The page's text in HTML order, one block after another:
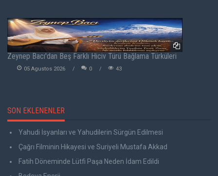
Zeynep Bacı'dan Beş Farklı Hiciv Türü Bağlama Türküleri
05 Agustos 2026 0 43
SON EKLENENLER
Yahudi İsyanları ve Yahudilerin Sürgün Edilmesi
Çağrı Filminin Hikayesi ve Suriyeli Mustafa Akkad
Fatih Döneminde Lütfi Paşa Neden İdam Edildi